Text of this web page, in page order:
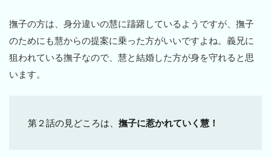
撫子の方は、身分違いの慧に躊躇しているようですが、撫子
のためにも慧からの提案に乗った方がいいですよね。義兄に
狙われている撫子なので、慧と結婚した方が身を守れると思
います。
第２話の見どころは、 撫子に惹かれていく慧！